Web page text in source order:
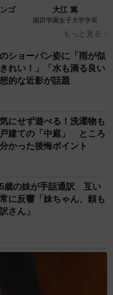
ゴ 大江 篤
園田学園女子大学学長
もっと見る
ショーパン姿に「雨が似
れい！」「水も滴る良い
的な近影が話題
にせず遊べる！洗濯物も
建ての「中庭」 ところ
かった後悔ポイント
歳の妹が手話通訳 互い
に反響「妹ちゃん、頼も
さん」